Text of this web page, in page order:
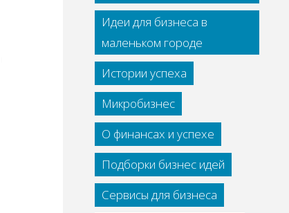
Идеи для бизнеса в
маленьком городе
Истории успеха
Микробизнес
О финансах и успехе
Подборки бизнес идей
Сервисы для бизнеса